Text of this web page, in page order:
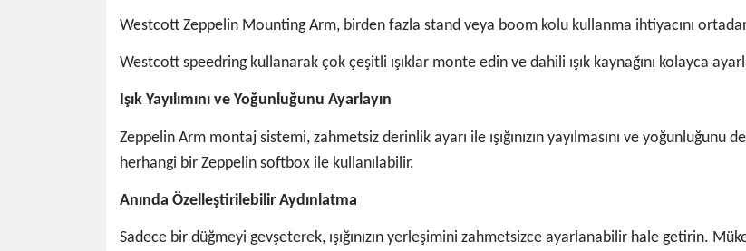
Westcott Zeppelin Mounting Arm, birden fazla stand veya boom kolu kullanma ihtiyacını
Westcott speedring kullanarak çok çeşitli ışıklar monte edin ve dahili ışık kaynağını kolayca
Işık Yayılımını ve Yoğunluğunu Ayarlayın
Zeppelin Arm montaj sistemi, zahmetsiz derinlik ayarı ile ışığınızın yayılmasını ve
herhangi bir Zeppelin softbox ile kullanılabilir.
Anında Özelleştirilebilir Aydınlatma
Sadece bir düğmeyi gevşeterek, ışığınızın yerleşimini zahmetsizce ayarlanabilir hale getirin.